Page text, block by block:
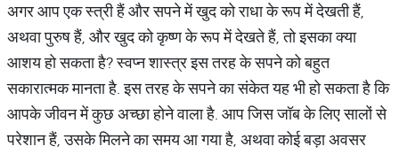
अगर आप एक स्त्री हैं और सपने में खुद को राधा के रूप में देखती हैं,
अथवा पुरुष हैं, और खुद को कृष्ण के रूप में देखते हैं, तो इसका क्या
आशय हो सकता है? स्वप्न शास्त्र इस तरह के सपने को बहुत
सकारात्मक मानता है. इस तरह के सपने का संकेत यह भी हो सकता है कि
आपके जीवन में कुछ अच्छा होने वाला है. आप जिस जॉब के लिए सालों से
परेशान हैं, उसके मिलने का समय आ गया है, अथवा कोई बड़ा अवसर